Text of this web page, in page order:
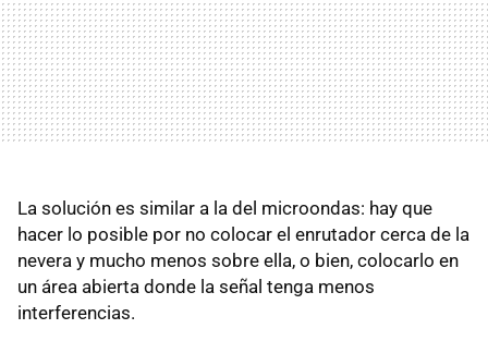
La solución es similar a la del microondas: hay que
hacer lo posible por no colocar el enrutador cerca de la
nevera y mucho menos sobre ella, o bien, colocarlo en
un área abierta donde la señal tenga menos
interferencias.